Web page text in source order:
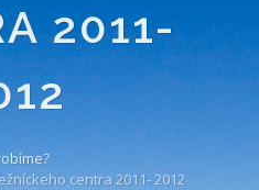
2011-
centra 2011- 2012